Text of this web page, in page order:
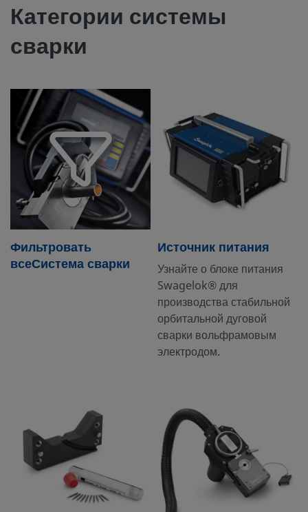
Категории системы
сварки
Фильтровать
всеСистема сварки
Источник питания
Узнайте о блоке питания
Swagelok® для
производства стабильной
орбитальной дуговой
сварки вольфрамовым
электродом.